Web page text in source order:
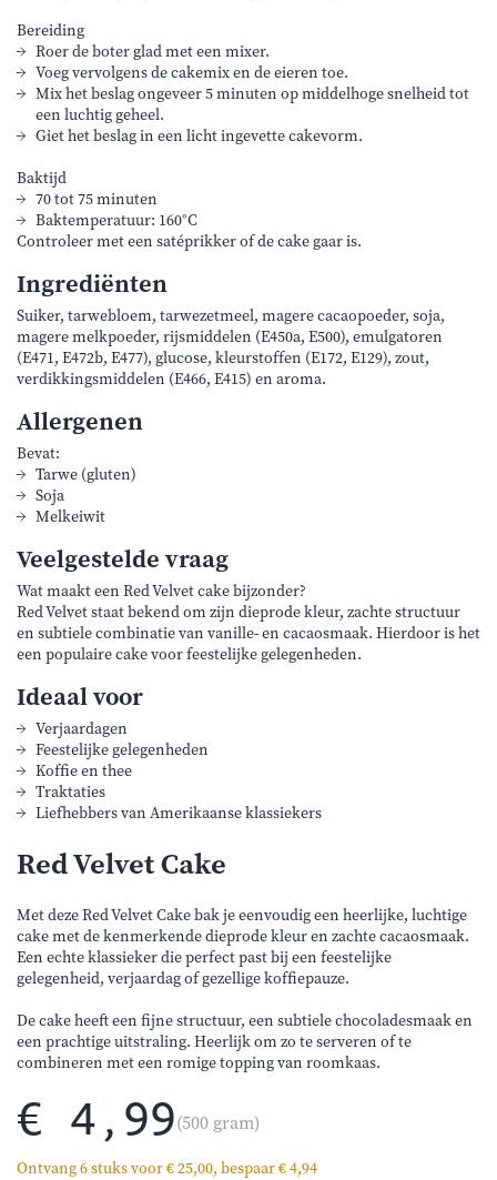
Bereiding
Roer de boter glad met een mixer.
Voeg vervolgens de cakemix en de eieren toe.
Mix het beslag ongeveer 5 minuten op middelhoge snelheid tot
een luchtig geheel.
Giet het beslag in een licht ingevette cakevorm.
Baktijd
70 tot 75 minuten
Baktemperatuur: 160°C
Controleer met een satéprikker of de cake gaar is.
Ingrediënten
Suiker, tarwebloem, tarwezetmeel, magere cacaopoeder, soja,
magere melkpoeder, rijsmiddelen (E450a, E500), emulgatoren
(E471, E472b, E477), glucose, kleurstoffen (E172, E129), zout,
verdikkingsmiddelen (E466, E415) en aroma.
Allergenen
Bevat:
Tarwe (gluten)
Soja
Melkeiwit
Veelgestelde vraag
Wat maakt een Red Velvet cake bijzonder?
Red Velvet staat bekend om zijn dieprode kleur, zachte structuur
en subtiele combinatie van vanille- en cacaosmaak. Hierdoor is het
een populaire cake voor feestelijke gelegenheden.
Ideaal voor
Verjaardagen
Feestelijke gelegenheden
Koffie en thee
Traktaties
Liefhebbers van Amerikaanse klassiekers
Red Velvet Cake
Met deze Red Velvet Cake bak je eenvoudig een heerlijke, luchtige
cake met de kenmerkende dieprode kleur en zachte cacaosmaak.
Een echte klassieker die perfect past bij een feestelijke
gelegenheid, verjaardag of gezellige koffiepauze.
De cake heeft een fijne structuur, een subtiele chocoladesmaak en
een prachtige uitstraling. Heerlijk om zo te serveren of te
combineren met een romige topping van roomkaas.
€ 4,99(500 gram)
Ontvang 6 stuks voor € 25,00, bespaar € 4,94